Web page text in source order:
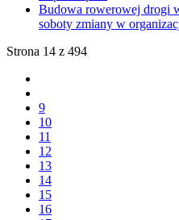
Budowa rowerowej drogi
soboty zmiany w
Strona 14 z 494
9
10
11
12
13
14
15
16